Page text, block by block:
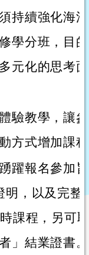
持續強化海
學分班，目
元化的思考
驗教學，讓
方式增加課
躍報名參加
明，以及完整
課程，另可
」結業證書。